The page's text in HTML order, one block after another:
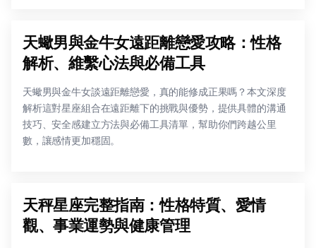
天蠍男與金牛女遠距離戀愛攻略：性格
解析、維繫心法與必備工具
天蠍男與金牛女談遠距離戀愛，真的能修成正果嗎？本文深度
解析這對星座組合在遠距離下的挑戰與優勢，提供具體的溝通
技巧、安全感建立方法與必備工具清單，幫助你們跨越公里
數，讓感情更加穩固。
天秤星座完整指南：性格特質、愛情
觀、事業運勢與健康管理